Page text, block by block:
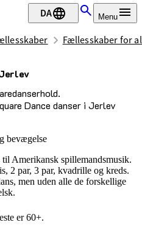
DA Menu
Fællesskaber for
Dance danser i Jerlev
bevægelse
Amerikansk spillemandsmusik.
2 par, 3 par, kvadrille og kreds.
men uden alle de forskellige
er 60+.